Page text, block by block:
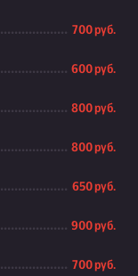
700 руб.
600 руб.
800 руб.
800 руб.
650 руб.
900 руб.
700 руб.